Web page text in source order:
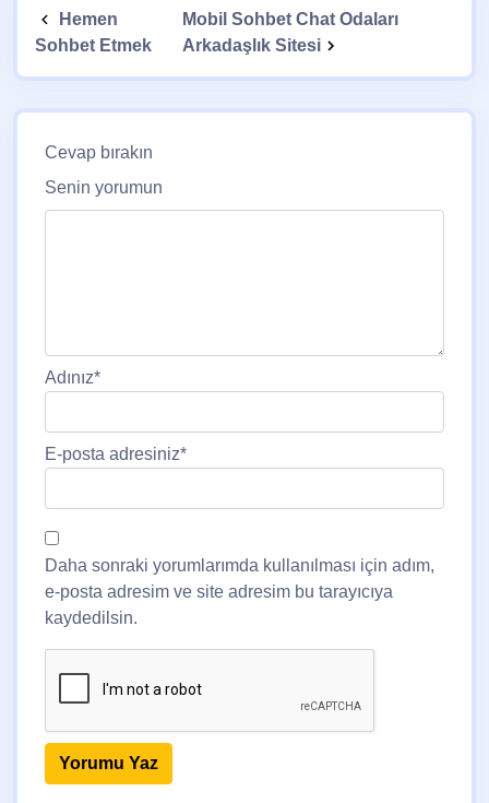
Hemen
Sohbet Etmek
Mobil Sohbet Chat Odaları
Arkadaşlık Sitesi
Cevap bırakın
Senin yorumun
Adınız*
E-posta adresiniz*
Daha sonraki yorumlarımda kullanılması için adım,
e-posta adresim ve site adresim bu tarayıcıya
kaydedilsin.